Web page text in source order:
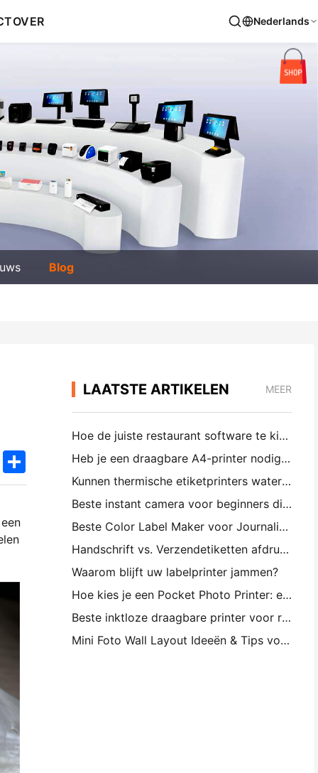
OVER Nederlands
Blog
TwitterShare
LAATSTE ARTIKELEN MEER
Hoe de juiste restaurant software te kiezen voor uw kleine of middelgrote restaurant
Heb je een draagbare A4-printer nodig voor magazijnfacturen? Wat werkelijk werkt
Kunnen thermische etiketprinters waterdichte etiketten maken voor kleine bedrijfsproducten?
Beste instant camera voor beginners die geen papier willen verspillen
Beste Color Label Maker voor Journaling en Scrapbooking: Voeg meer kleur toe aan elke pagina
Handschrift vs. Verzendetiketten afdrukken: Tips voor kleine bedrijven in 2026
Waarom blijft uw labelprinter jammen?
Hoe kies je een Pocket Photo Printer: een volledige gids voor journaling, reizen en iPhone-gebruikers
Beste inktloze draagbare printer voor reizen, school en mobiel werk: Hanin MT620 Pro Review
Mini Foto Wall Layout Ideeën & Tips voor Slaapkamer en Slaapzaal Decoratie